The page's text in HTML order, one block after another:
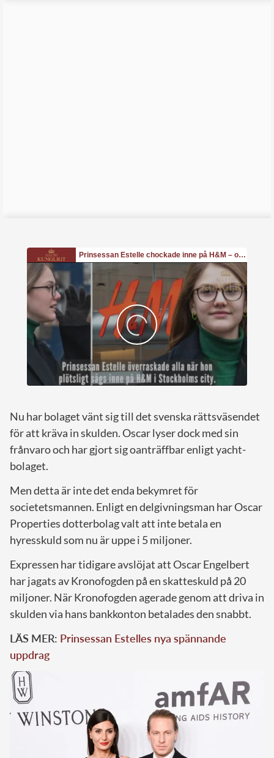
Nu har bolaget vänt sig till det svenska rättsväsendet
för att kräva in skulden. Oscar lyser dock med sin
frånvaro och har gjort sig oanträffbar enligt yacht-
bolaget.
Men detta är inte det enda bekymret för
societetsmannen. Enligt en delgivningsman har Oscar
Properties dotterbolag valt att inte betala en
hyresskuld som nu är uppe i 5 miljoner.
Expressen har tidigare avslöjat att Oscar Engelbert
har jagats av Kronofogden på en skatteskuld på 20
miljoner. När Kronofogden agerade genom att driva in
skulden via hans bankkonton betalades den snabbt.
LÄS MER: Prinsessan Estelles nya spännande
uppdrag